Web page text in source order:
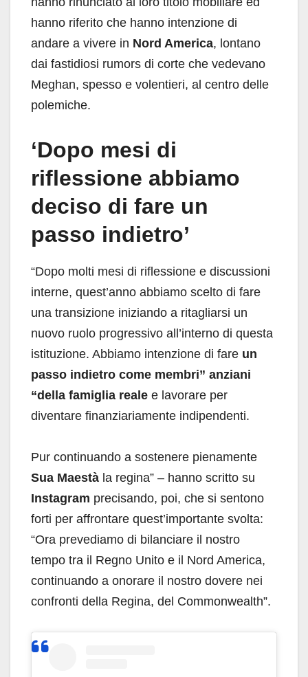
hanno riferito che hanno intenzione di
andare a vivere in Nord America, lontano
dai fastidiosi rumors di corte che vedevano
Meghan, spesso e volentieri, al centro delle
polemiche.
‘Dopo mesi di
riflessione abbiamo
deciso di fare un
passo indietro’
“Dopo molti mesi di riflessione e discussioni
interne, quest’anno abbiamo scelto di fare
una transizione iniziando a ritagliarsi un
nuovo ruolo progressivo all’interno di questa
istituzione. Abbiamo intenzione di fare un
passo indietro come membri” anziani
“della famiglia reale e lavorare per
diventare finanziariamente indipendenti.
Pur continuando a sostenere pienamente
Sua Maestà la regina” – hanno scritto su
Instagram precisando, poi, che si sentono
forti per affrontare quest’importante svolta:
“Ora prevediamo di bilanciare il nostro
tempo tra il Regno Unito e il Nord America,
continuando a onorare il nostro dovere nei
confronti della Regina, del Commonwealth”.